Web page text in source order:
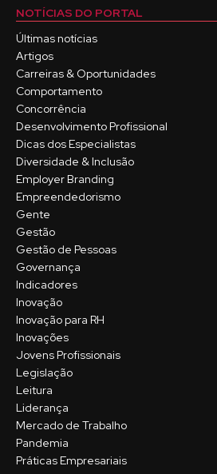
NOTÍCIAS DO PORTAL
Últimas notícias
Artigos
Carreiras & Oportunidades
Comportamento
Concorrência
Desenvolvimento Profissional
Dicas dos Especialistas
Diversidade & Inclusão
Employer Branding
Empreendedorismo
Gente
Gestão
Gestão de Pessoas
Governança
Indicadores
Inovação
Inovação para RH
Inovações
Jovens Profissionais
Legislação
Leitura
Liderança
Mercado de Trabalho
Pandemia
Práticas Empresariais